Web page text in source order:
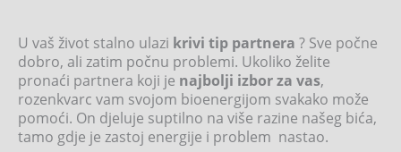
U vaš život stalno ulazi krivi tip partnera ? Sve počne
dobro, ali zatim počnu problemi. Ukoliko želite
pronaći partnera koji je najbolji izbor za vas,
rozenkvarc vam svojom bioenergijom svakako može
pomoći. On djeluje suptilno na više razine našeg bića,
tamo gdje je zastoj energije i problem nastao.